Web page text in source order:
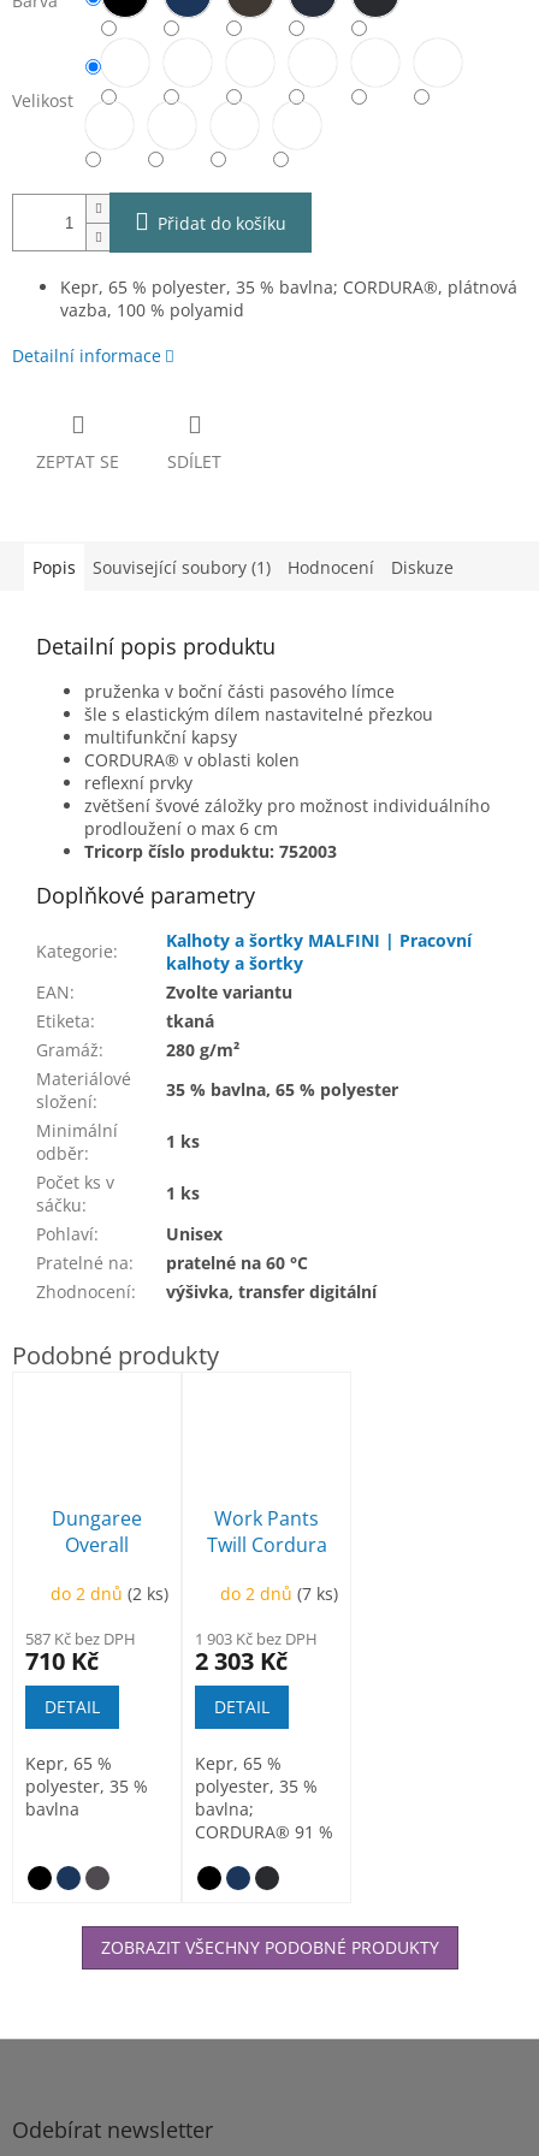
Velikost
Přidat do košíku
Kepr, 65 % polyester, 35 % bavlna; CORDURA®, plátnová
vazba, 100 % polyamid
Detailní informace
ZEPTAT SE SDÍLET
Popis Související soubory (1) Hodnocení Diskuze
Detailní popis produktu
pruženka v boční části pasového límce
šle s elastickým dílem nastavitelné přezkou
multifunkční kapsy
CORDURA® v oblasti kolen
reflexní prvky
zvětšení švové záložky pro možnost individuálního
prodloužení o max 6 cm
Tricorp číslo produktu: 752003
Doplňkové parametry
Kategorie:
Kalhoty a šortky MALFINI | Pracovní
kalhoty a šortky
EAN:
Zvolte variantu
Etiketa:
tkaná
Gramáž:
280 g/m²
Materiálové
složení:
35 % bavlna, 65 % polyester
Minimální
odběr:
1 ks
Počet ks v
sáčku:
1 ks
Pohlaví:
Unisex
Pratelné na:
pratelné na 60 °C
Zhodnocení: výšivka, transfer digitální
Dungaree
Overall
Pracovní
laclem unisex
do 2 dnů(2 ks)
587 Kč bez DPH
710 Kč
DETAIL
Kepr, 65 %
polyester, 35 %
bavlna
Work Pants
Twill Cordura
Pracovní
do 2 dnů(7 ks)
1 903 Kč bez DPH
2 303 Kč
DETAIL
Kepr, 65 %
polyester, 35 %
bavlna;
CORDURA® 91 %
elastan
ZOBRAZIT VŠECHNY PODOBNÉ PRODUKTY
Z
Odebírat newsletter